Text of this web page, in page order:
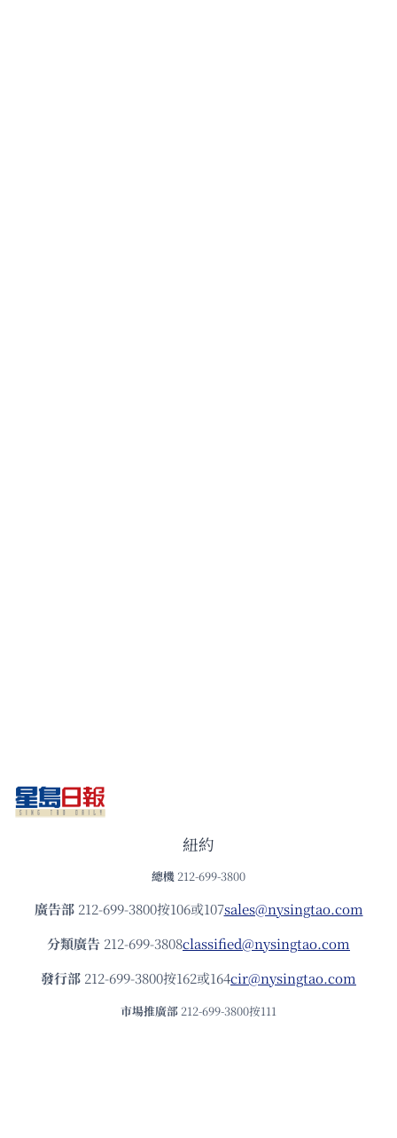
紐約
總機 212-699-3800
廣告部212-699-3800按106或107sales@nysingtao.com
分類廣告 212-699-3808classified@nysingtao.com
發⾏部 212-699-3800按162或164cir@nysingtao.com
市場推廣部 212-699-3800按111